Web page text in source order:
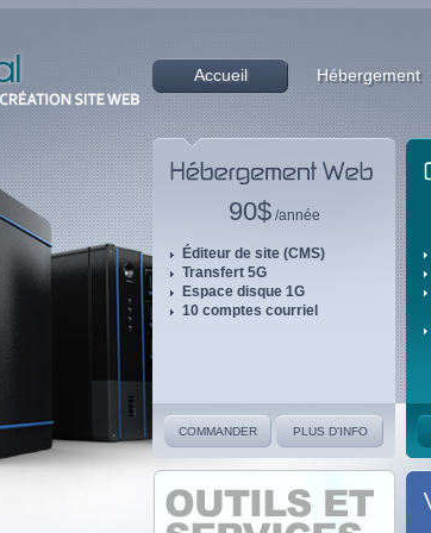
Accueil Hébergement
COMMANDER PLUS D'INFO
90$/année
Éditeur de site (CMS)
Transfert 5G
Espace disque 1G
10 comptes courriel